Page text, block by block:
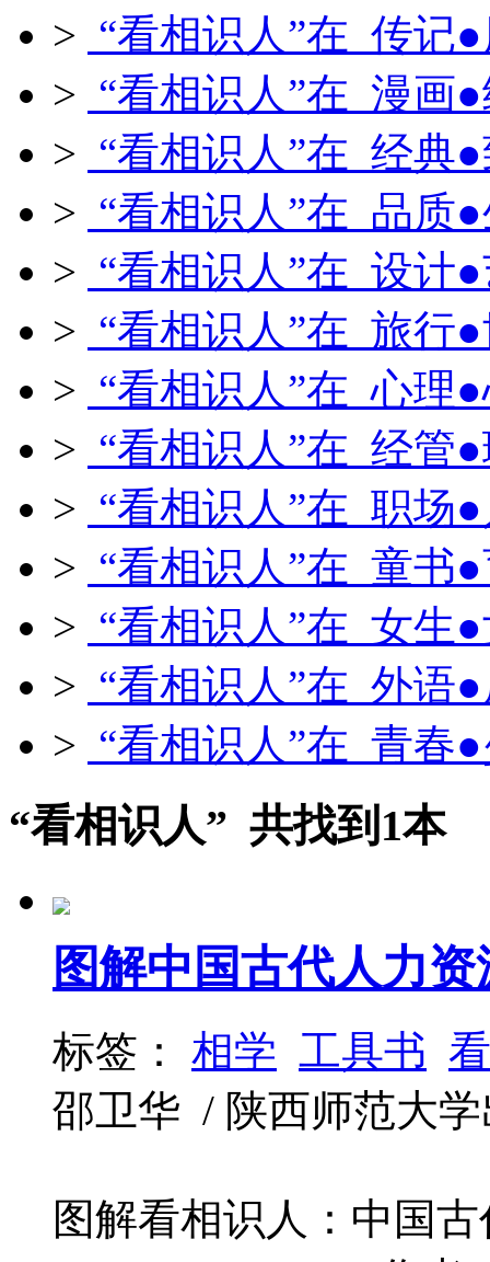
> “看相识人”在 传记
> “看相识人”在 漫画
> “看相识人”在 经典
> “看相识人”在 品质
> “看相识人”在 设计
> “看相识人”在 旅行
> “看相识人”在 心理
> “看相识人”在 经管
> “看相识人”在 职场
> “看相识人”在 童书
> “看相识人”在 女生
> “看相识人”在 外语
> “看相识人”在 青春
“看相识人” 共找到1本
图解中国古代人力
标签： 相学 工具书
邵卫华 / 陕西师范大
图解看相识人：中国